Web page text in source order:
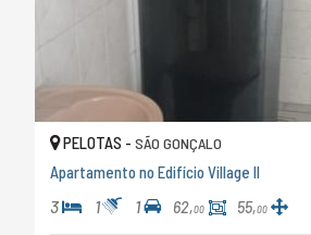
PELOTAS - SÃO GONÇALO
Apartamento no Edifício Village II
3 1 1 62,00 55,00